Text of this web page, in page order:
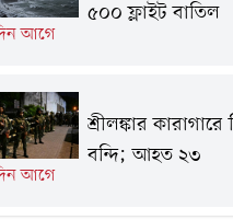
আগে
৫০০ ফ্লাইট বাতিল
আগে
শ্রীলঙ্কার
বন্দি; আহত ২৩